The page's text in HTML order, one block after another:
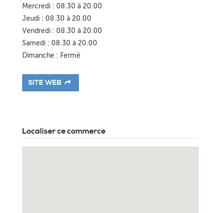
Mercredi : 08.30 à 20.00
Jeudi : 08.30 à 20.00
Vendredi : 08.30 à 20.00
Samedi : 08.30 à 20.00
Dimanche : Fermé
SITE WEB
Localiser ce commerce